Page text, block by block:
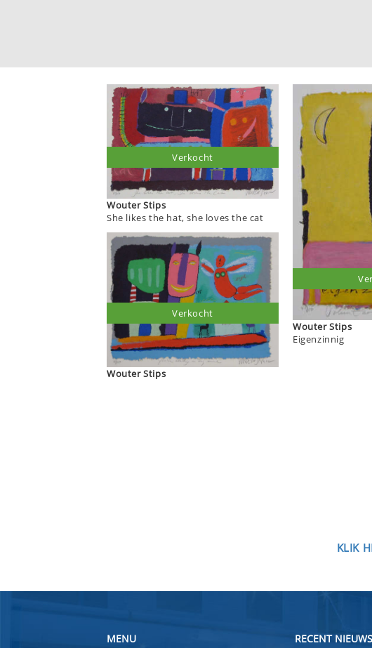
Wouter Stips
She likes the hat, she loves the cat
Verkocht
Wouter Stips
Verkocht
Wouter Stips
Eigenzinnig
KLIK
MENU RECENT NIEUWS